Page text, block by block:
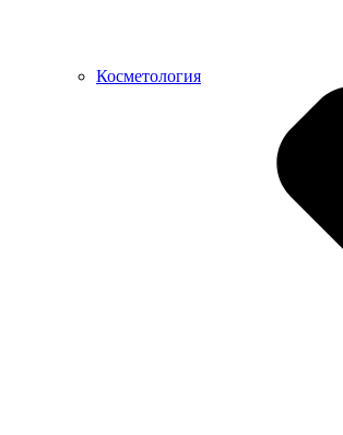
Косметология